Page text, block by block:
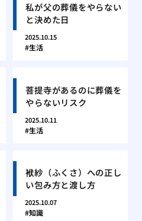
私が父の葬儀をやらない
と決めた日
2025.10.15
生活
菩提寺があるのに葬儀を
やらないリスク
2025.10.11
生活
袱紗（ふくさ）への正し
い包み方と渡し方
2025.10.07
知識